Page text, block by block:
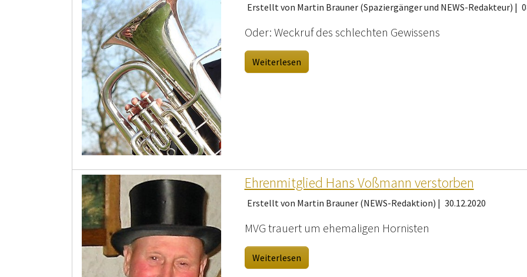
Erstellt von Martin Brauner (Spaziergänger und NEWS-Redakteur) |
Oder: Weckruf des schlechten Gewissens
Weiterlesen
Ehrenmitglied Hans Voßmann verstorben
Erstellt von Martin Brauner (NEWS-Redaktion) | 30.12.2020
MVG trauert um ehemaligen Hornisten
Weiterlesen